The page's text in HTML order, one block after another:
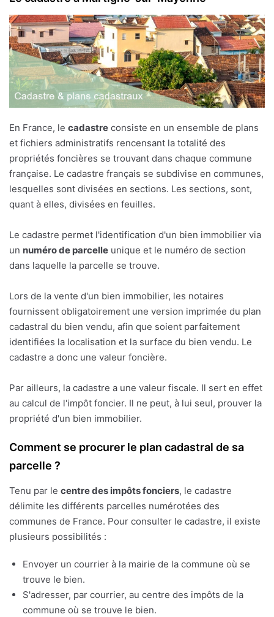
En France, le cadastre consiste en un ensemble de plans
et fichiers administratifs rencensant la totalité des
propriétés foncières se trouvant dans chaque commune
française. Le cadastre français se subdivise en communes,
lesquelles sont divisées en sections. Les sections, sont,
quant à elles, divisées en feuilles.
Le cadastre permet l'identification d'un bien immobilier via
un numéro de parcelle unique et le numéro de section
dans laquelle la parcelle se trouve.
Lors de la vente d'un bien immobilier, les notaires
fournissent obligatoirement une version imprimée du plan
cadastral du bien vendu, afin que soient parfaitement
identifiées la localisation et la surface du bien vendu. Le
cadastre a donc une valeur foncière.
Par ailleurs, la cadastre a une valeur fiscale. Il sert en effet
au calcul de l'impôt foncier. Il ne peut, à lui seul, prouver la
propriété d'un bien immobilier.
Comment se procurer le plan cadastral de sa
parcelle ?
Tenu par le centre des impôts fonciers, le cadastre
délimite les différents parcelles numérotées des
communes de France. Pour consulter le cadastre, il existe
plusieurs possibilités :
Envoyer un courrier à la mairie de la commune où se
trouve le bien.
S'adresser, par courrier, au centre des impôts de la
commune où se trouve le bien.